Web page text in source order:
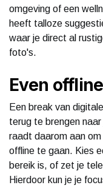
omgeving of een
heeft talloze
waar je direct al
foto's.
Even
Een break van
terug te brengen
raadt daarom aan
offline te gaan. Kies
bereik is, of zet je
Hierdoor kun je je